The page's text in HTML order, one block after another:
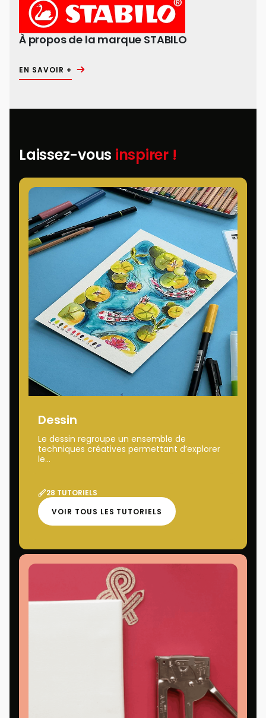
À propos de la marque STABILO
EN SAVOIR +
Laissez-vous inspirer !
Dessin
Le dessin regroupe un ensemble de
techniques créatives permettant d’explorer
le...
28 TUTORIELS
VOIR TOUS LES TUTORIELS